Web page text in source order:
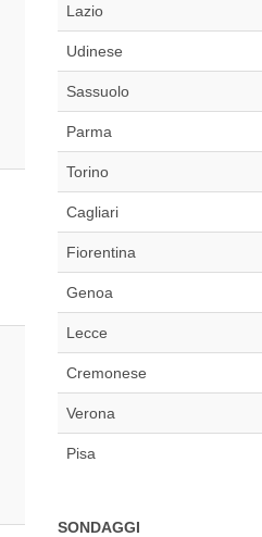
Lazio
Udinese
Sassuolo
Parma
Torino
Cagliari
Fiorentina
Genoa
Lecce
Cremonese
Verona
Pisa
SONDAGGI